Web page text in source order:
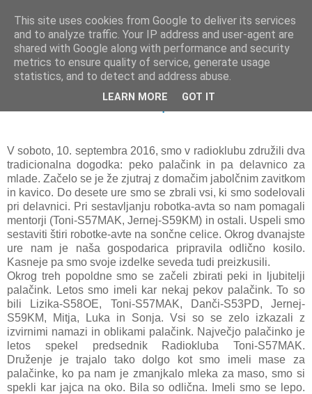
Otroška delavnica in palačinke
V soboto, 10. septembra 2016, smo v radioklubu združili dva
tradicionalna dogodka: peko palačink in pa delavnico za
mlade. Začelo se je že zjutraj z domačim jabolčnim zavitkom
in kavico. Do desete ure smo se zbrali vsi, ki smo sodelovali
pri delavnici. Pri sestavljanju robotka-avta so nam pomagali
mentorji (Toni-S57MAK, Jernej-S59KM) in ostali. Uspeli smo
sestaviti štiri robotke-avte na sončne celice. Okrog dvanajste
ure nam je naša gospodarica pripravila odlično kosilo.
Kasneje pa smo svoje izdelke seveda tudi preizkusili.
Okrog treh popoldne smo se začeli zbirati peki in ljubitelji
palačink. Letos smo imeli kar nekaj pekov palačink. To so
bili Lizika-S58OE, Toni-S57MAK, Danči-S53PD, Jernej-
S59KM, Mitja, Luka in Sonja. Vsi so se zelo izkazali z
izvirnimi namazi in oblikami palačink. Največjo palačinko je
letos spekel predsednik Radiokluba Toni-S57MAK.
Druženje je trajalo tako dolgo kot smo imeli mase za
palačinke, ko pa nam je zmanjkalo mleka za maso, smo si
spekli kar jajca na oko. Bila so odlična. Imeli smo se lepo.
This site uses cookies from Google to deliver its services
and to analyze traffic. Your IP address and user-agent are
shared with Google along with performance and security
metrics to ensure quality of service, generate usage
statistics, and to detect and address abuse.
LEARN MORE GOT IT